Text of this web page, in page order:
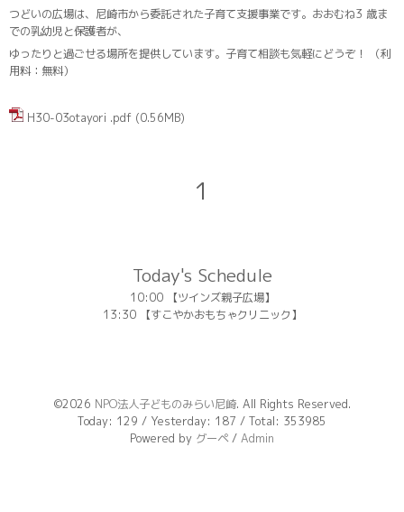
つどいの広場は、尼崎市から委託された子育て支援事業です。おおむね3 歳ま
での乳幼児と保護者が、
ゆったりと過ごせる場所を提供しています。子育て相談も気軽にどうぞ！ （利
用料：無料）
H30-03otayori .pdf (0.56MB)
1
Today's Schedule
10:00 【ツインズ親子広場】
13:30 【すこやかおもちゃクリニック】
©2026 NPO法人子どものみらい尼崎. All Rights Reserved.
Today: 129 / Yesterday: 187 / Total: 353985
Powered by グーペ / Admin